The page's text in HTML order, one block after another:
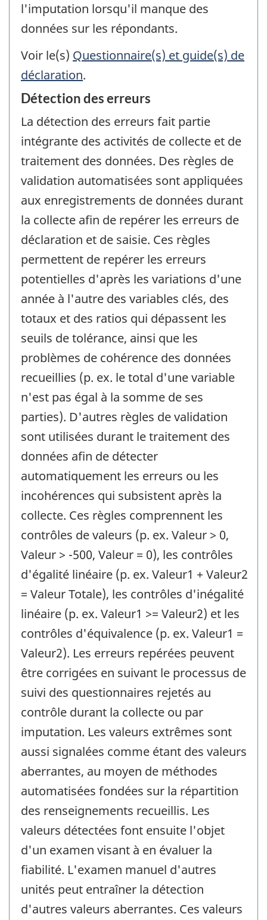
l'imputation lorsqu'il manque des
données sur les répondants.
Voir le(s) Questionnaire(s) et guide(s) de
déclaration.
Détection des erreurs
La détection des erreurs fait partie
intégrante des activités de collecte et de
traitement des données. Des règles de
validation automatisées sont appliquées
aux enregistrements de données durant
la collecte afin de repérer les erreurs de
déclaration et de saisie. Ces règles
permettent de repérer les erreurs
potentielles d'après les variations d'une
année à l'autre des variables clés, des
totaux et des ratios qui dépassent les
seuils de tolérance, ainsi que les
problèmes de cohérence des données
recueillies (p. ex. le total d'une variable
n'est pas égal à la somme de ses
parties). D'autres règles de validation
sont utilisées durant le traitement des
données afin de détecter
automatiquement les erreurs ou les
incohérences qui subsistent après la
collecte. Ces règles comprennent les
contrôles de valeurs (p. ex. Valeur > 0,
Valeur > -500, Valeur = 0), les contrôles
d'égalité linéaire (p. ex. Valeur1 + Valeur2
= Valeur Totale), les contrôles d'inégalité
linéaire (p. ex. Valeur1 >= Valeur2) et les
contrôles d'équivalence (p. ex. Valeur1 =
Valeur2). Les erreurs repérées peuvent
être corrigées en suivant le processus de
suivi des questionnaires rejetés au
contrôle durant la collecte ou par
imputation. Les valeurs extrêmes sont
aussi signalées comme étant des valeurs
aberrantes, au moyen de méthodes
automatisées fondées sur la répartition
des renseignements recueillis. Les
valeurs détectées font ensuite l'objet
d'un examen visant à en évaluer la
fiabilité. L'examen manuel d'autres
unités peut entraîner la détection
d'autres valeurs aberrantes. Ces valeurs